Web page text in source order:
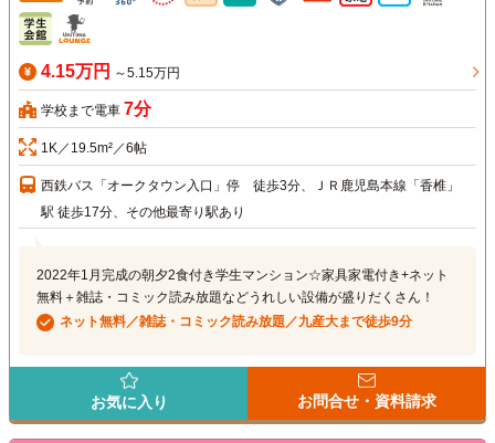
4.15万円 ～5.15万円
学校まで電車 7分
1K／19.5m²／6帖
西鉄バス「オークタウン入口」停 徒歩3分、ＪＲ鹿児島本線「香椎」
駅 徒歩17分、その他最寄り駅あり
2022年1月完成の朝夕2食付き学生マンション☆家具家電付き+ネット
無料＋雑誌・コミック読み放題などうれしい設備が盛りだくさん！
ネット無料／雑誌・コミック読み放題／九産大まで徒歩9分
お気に入り お問合せ・資料請求